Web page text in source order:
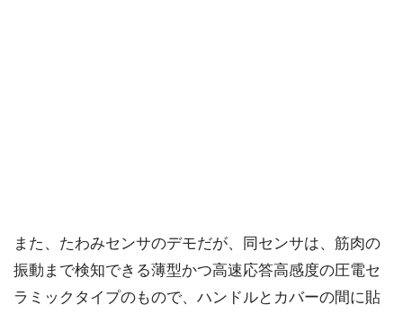
また、たわみセンサのデモだが、同センサは、筋肉の
振動まで検知できる薄型かつ高速応答高感度の圧電セ
ラミックタイプのもので、ハンドルとカバーの間に貼